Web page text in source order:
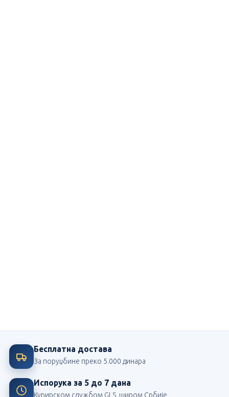
Бесплатна достава
За поруџбине преко 5.000 динара
Испорука за 5 до 7 дана
Курирском службом GLS, широм Србије